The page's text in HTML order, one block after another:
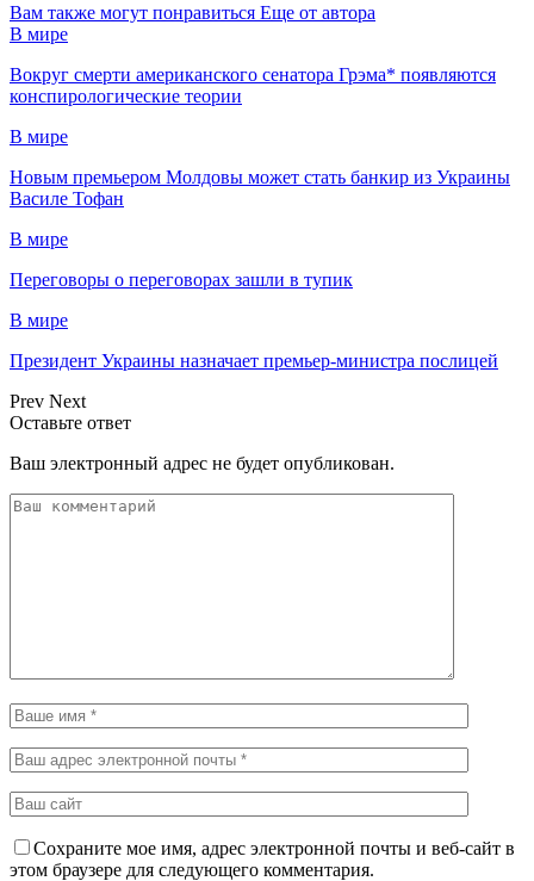
Вам также могут понравиться Еще от автора
В мире
Вокруг смерти американского сенатора Грэма* появляются
конспирологические теории
В мире
Новым премьером Молдовы может стать банкир из Украины
Василе Тофан
В мире
Переговоры о переговорах зашли в тупик
В мире
Президент Украины назначает премьер-министра послицей
Prev Next
Оставьте ответ
Ваш электронный адрес не будет опубликован.
Сохраните мое имя, адрес электронной почты и веб-сайт в
этом браузере для следующего комментария.